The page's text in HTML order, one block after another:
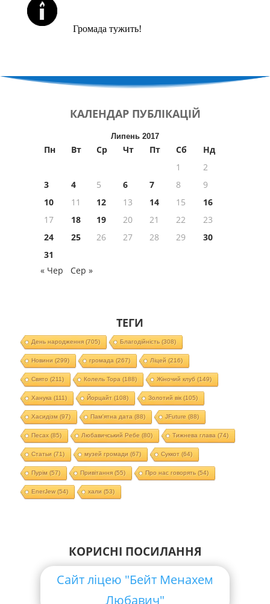
Громада тужить!
КАЛЕНДАР ПУБЛІКАЦІЙ
Липень 2017
Пн Вт Ср Чт Пт Сб
Нд
1
2
3
4 5 6 7 8
9
10
11 12 13 14 15
16
17
18 19 20 21 22
23
24
25 26 27 28 29
30
31
« Чер
Сер »
ТЕГИ
День народження(705) Благодійність (308)
Новини (299) громада (267) Ліцей (216)
Свято (211) Колель Тора (188) Жіночий клуб (149)
Ханука (111) Йорцайт (108) Золотий вік(105)
Хасидізм (97) Пам'ятна дата (88) JFuture (88)
Песах(85) Любавичський Ребе (80) Тижнева глава (74)
Статьи (71) музей громади (67) Суккот (64)
Пурім (57) Привітання(55) Про нас говорять (54)
EnerJew(54) хали (53)
КОРИСНІ ПОСИЛАННЯ
Сайт ліцею "Бейт Менахем
Любавич"